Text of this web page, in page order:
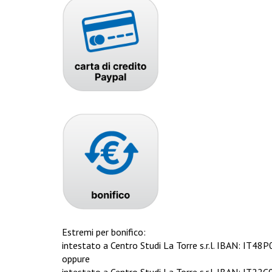
Estremi per bonifico:
intestato a Centro Studi La Torre s.r.l. IBAN:
oppure